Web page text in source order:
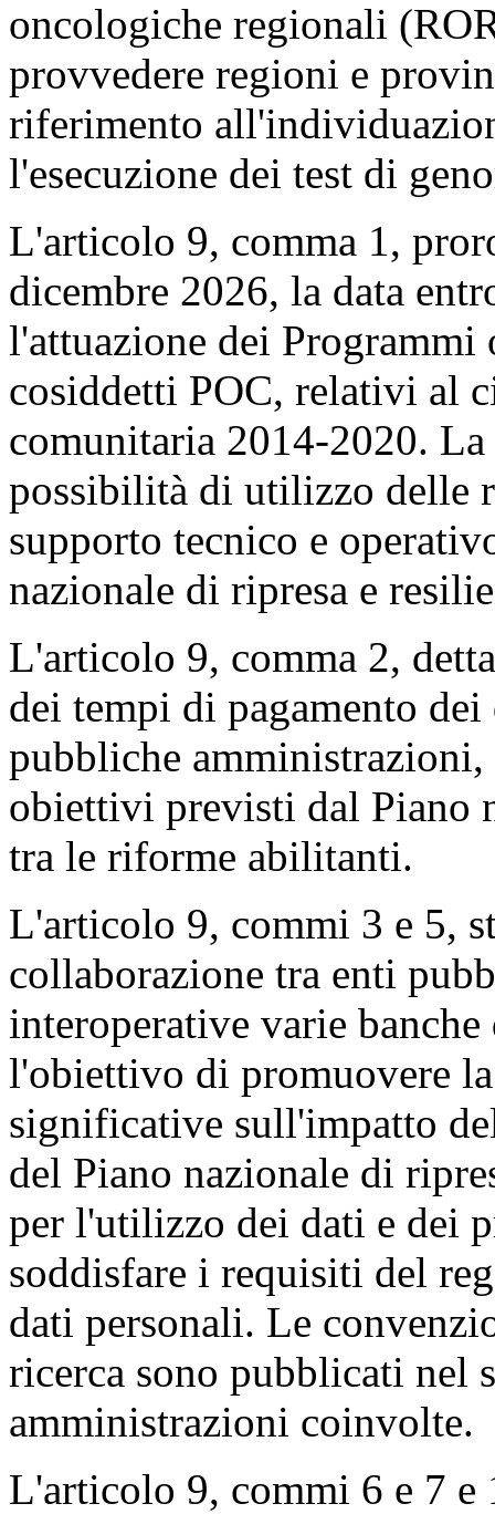
oncologiche regionali
provvedere regioni e
riferimento
l'esecuzione dei test di
L'articolo 9, comma 1,
dicembre 2026, la data
l'attuazione dei
cosiddetti POC, relativi al
comunitaria 2014-2020.
possibilità di utilizzo delle
supporto tecnico e
nazionale di ripresa e
L'articolo 9, comma 2,
dei tempi di pagamento
pubbliche
obiettivi previsti dal Piano
tra le riforme abilitanti.
L'articolo 9, commi 3 e 5,
collaborazione tra enti
interoperative varie
l'obiettivo di promuovere
significative sull'impatto
del Piano nazionale di
per l'utilizzo dei dati e dei
soddisfare i requisiti del
dati personali. Le
ricerca sono pubblicati nel
amministrazioni coinvolte.
L'articolo 9, commi 6 e 7 e